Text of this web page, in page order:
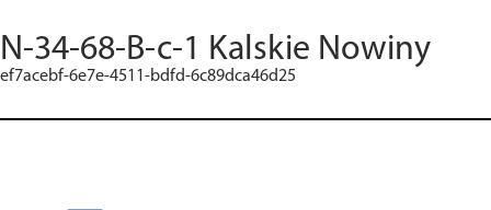
N-34-68-B-c-1 Kalskie Nowiny
ef7acebf-6e7e-4511-bdfd-6c89dca46d25